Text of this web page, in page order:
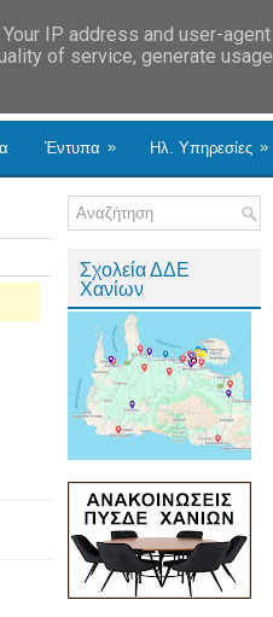
Έντυπα » Ηλ. Υπηρεσίες »
Σχολεία ΔΔΕ
Χανίων
IP address and user-agent
of service, generate usage